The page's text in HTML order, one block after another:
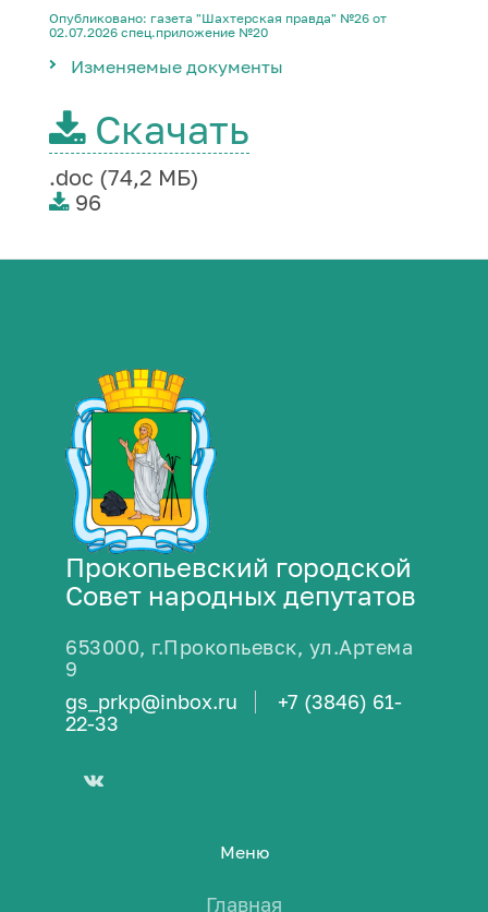
Опубликовано: газета "Шахтерская правда" №26 от
02.07.2026 спец.приложение №20
Изменяемые документы
Скачать
.doc (74,2 МБ)
96
Прокопьевский городской
Совет народных депутатов
653000, г.Прокопьевск, ул.Артема
9
gs_prkp@inbox.ru
+7 (3846) 61-
22-33
Меню
Главная